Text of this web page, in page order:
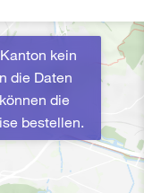
kein
die Daten
die
bestellen.